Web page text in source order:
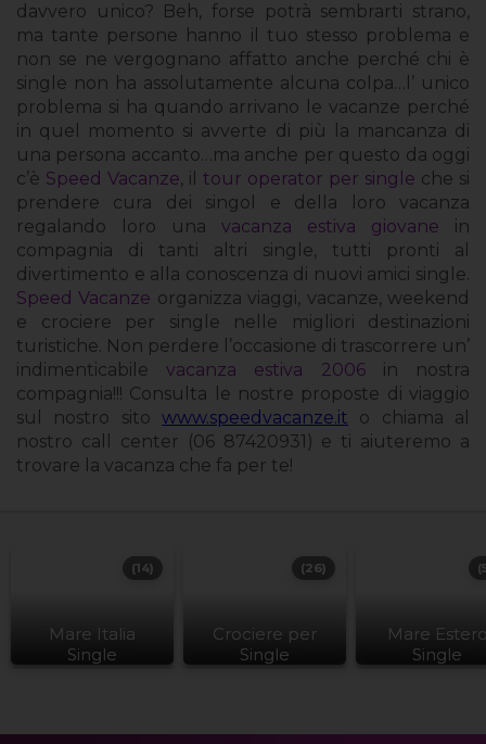
davvero unico? Beh, forse potrà sembrarti strano,
ma tante persone hanno il tuo stesso problema e
non se ne vergognano affatto anche perché chi è
single non ha assolutamente alcuna colpa…l’ unico
problema si ha quando arrivano le vacanze perché
in quel momento si avverte di più la mancanza di
una persona accanto…ma anche per questo da oggi
c’è Speed Vacanze, il tour operator per single che si
prendere cura dei singol e della loro vacanza
regalando loro una vacanza estiva giovane in
compagnia di tanti altri single, tutti pronti al
divertimento e alla conoscenza di nuovi amici single.
Speed Vacanze organizza viaggi, vacanze, weekend
e crociere per single nelle migliori destinazioni
turistiche. Non perdere l’occasione di trascorrere un’
indimenticabilevacanza estiva 2006in nostra
compagnia!!! Consulta le nostre proposte di viaggio
sul nostro sito www.speedvacanze.it o chiama al
nostro call center (06 87420931) e ti aiuteremo a
trovare la vacanza che fa per te!
Mare Italia
Single
(14)
Crociere per
Single
(26)
Mare
Single